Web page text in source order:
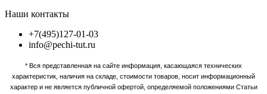
Наши контакты
+7(495)127-01-03
info@pechi-tut.ru
* Вся представленная на сайте информация, касающаяся технических
характеристик, наличия на складе, стоимости товаров, носит информационный
характер и не является публичной офертой, определяемой положениями Статьи